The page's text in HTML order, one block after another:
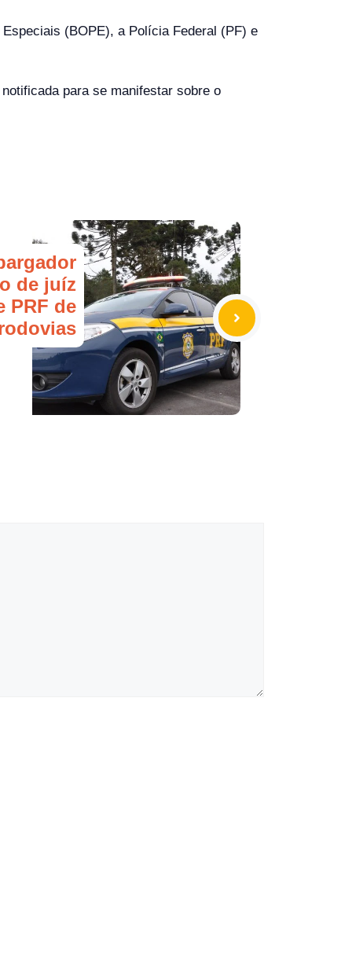
(BOPE), a Polícia Federal (PF) e
para se manifestar sobre o
de juíz
PRF de